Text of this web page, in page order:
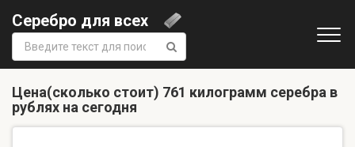
Серебро для всех
Поиск:
Цена(сколько стоит) 761 килограмм серебра в
рублях на сегодня